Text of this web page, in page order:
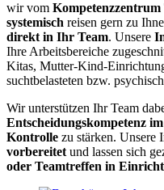
wir vom
systemisch reisen gern zu
direkt in Ihr Team. Unsere
Ihre Arbeitsbereiche
Kitas, Mutter-Kind-
suchtbelasteten bzw.
Wir unterstützen Ihr Team
Entscheidungskompetenz
Kontrolle zu stärken. Unsere
vorbereitet und lassen sich
oder Teamtreffen in